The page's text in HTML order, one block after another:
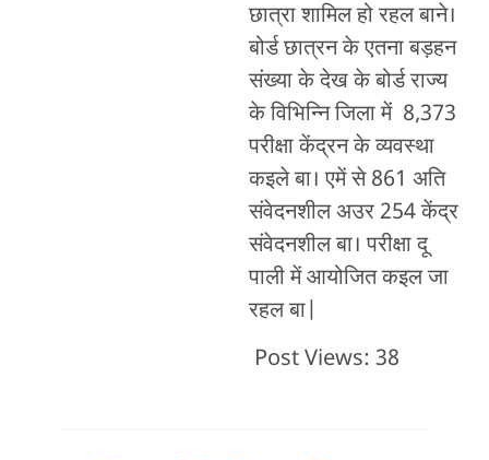
छात्रा शामिल हो रहल बाने।
बोर्ड छात्रन के एतना बड़हन
संख्या के देख के बोर्ड राज्य
के विभिन्नि जिला में 8,373
परीक्षा केंद्रन के व्यवस्था
कइले बा। एमें से 861 अति
संवेदनशील अउर 254 केंद्र
संवेदनशील बा। परीक्षा दू
पाली में आयोजित कइल जा
रहल बा|
Post Views: 38